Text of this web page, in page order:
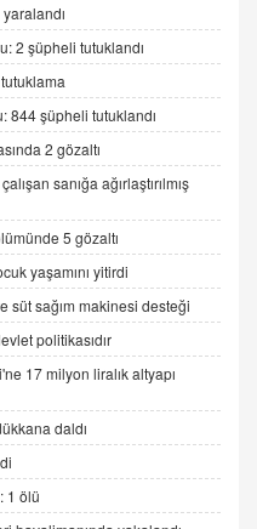
da Ziyaret Etse...
Yüzüne Vurulan Şamar:
"Beraber Yürüyoruz"
2 şüpheli tutuklandı
844 şüpheli tutuklandı
2 gözaltı
sanığa ağırlaştırılmış
5 gözaltı
yaşamını yitirdi
süt sağım makinesi desteği
politikasıdır
17 milyon liralık altyapı
daldı
1 ölü